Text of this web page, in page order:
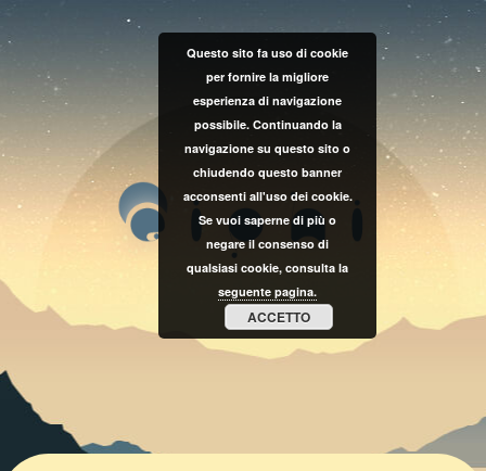
Questo sito fa uso di cookie
per fornire la migliore
esperienza di navigazione
possibile. Continuando la
navigazione su questo sito o
chiudendo questo banner
acconsenti all'uso dei cookie.
Se vuoi saperne di più o
negare il consenso di
qualsiasi cookie, consulta la
seguente pagina.
ACCETTO